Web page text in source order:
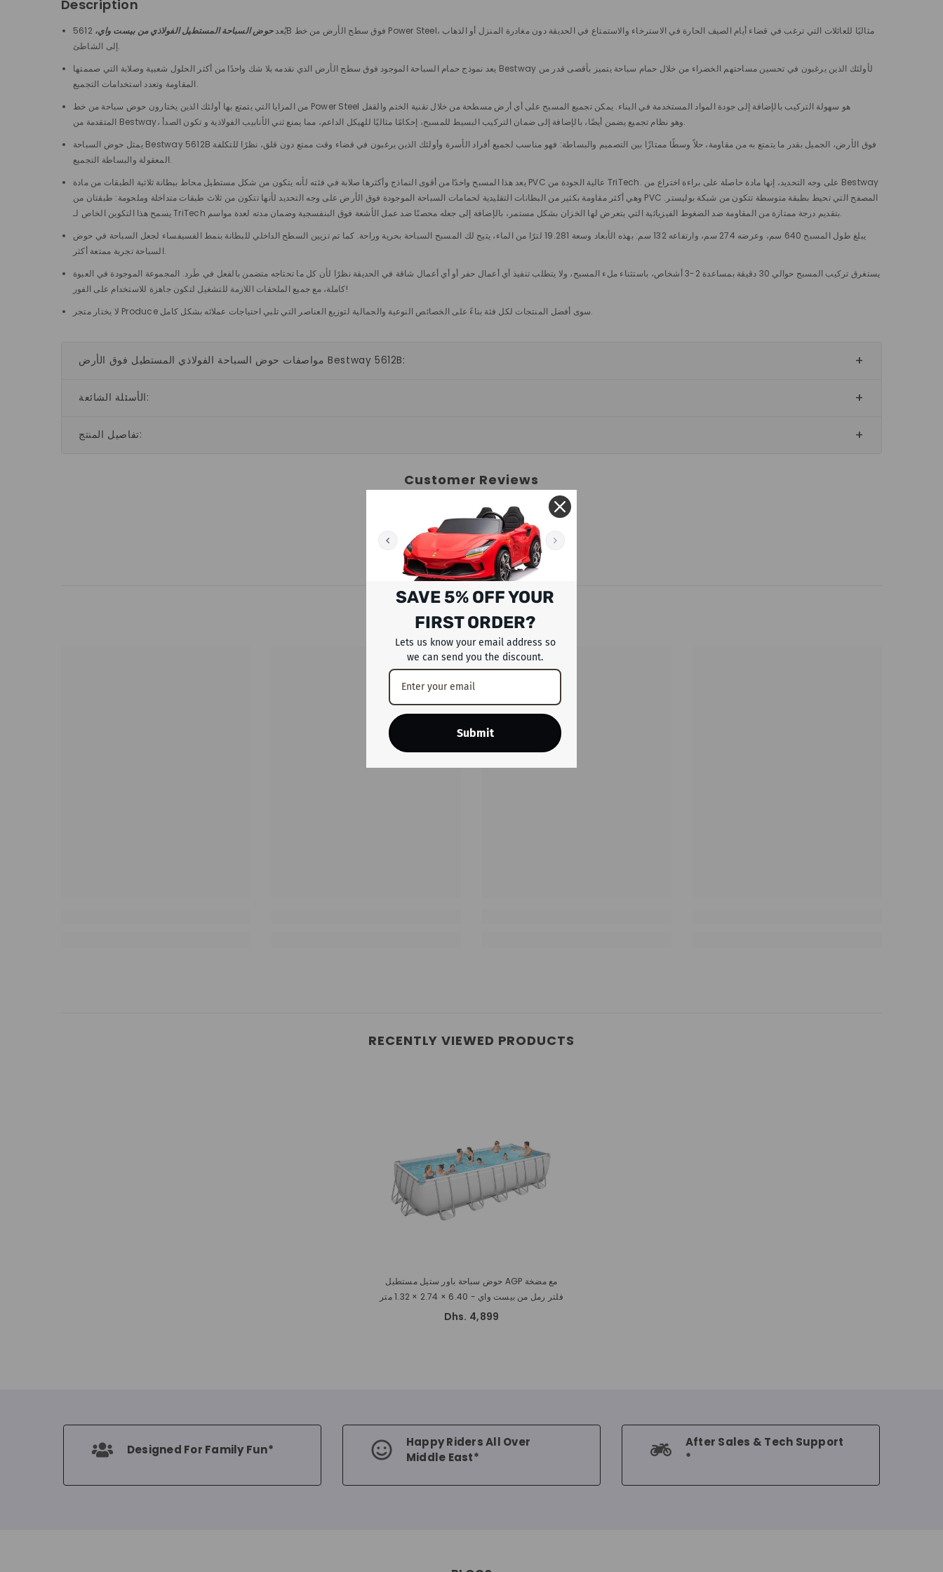
Description
يُعدحوض السباحة المستطيل الفولاذي من بيست واي، 5612B فوق سطح الأرض من خط Power Steel، مثاليًا للعائلات التي ترغب في قضاء أيام الصيف الحارة في الاسترخاء والاستمتاع في الحديقة دون مغادرة المنزل أو الذهاب
إلى الشاطئ.
يعد نموذج حمام السباحة الموجود فوق سطح الأرض الذي نقدمه بلا شك واحدًا من أكثر الحلول شعبية وصلابة التي صممتها Bestway لأولئك الذين يرغبون في تحسين مساحتهم الخضراء من خلال حمام سباحة يتميز بأقصى قدر من
المقاومة وتعدد استخدامات التجميع.
من المزايا التي يتمتع بها أولئك الذين يختارون حوض سباحة من خط Power Steel هو سهولة التركيب بالإضافة إلى جودة المواد المستخدمة في البناء. يمكن تجميع المسبح على أي أرض مسطحة من خلال تقنية الختم والقفل
المتقدمة من Bestway، وهو نظام تجميع يضمن أيضًا، بالإضافة إلى ضمان التركيب البسيط للمسبح، إحكامًا مثاليًا للهيكل الداعم، مما يمنع ثني الأنابيب الفولاذية و تكون الصدأ.
يمثل حوض السباحة Bestway 5612B فوق الأرض، الجميل بقدر ما يتمتع به من مقاومة، حلاً وسطًا ممتازًا بين التصميم والبساطة: فهو مناسب لجميع أفراد الأسرة وأولئك الذين يرغبون في قضاء وقت ممتع دون قلق، نظرًا للتكلفة
المعقولة والبساطة التجميع.
يعد هذا المسبح واحدًا من أقوى النماذج وأكثرها صلابة في فئته لأنه يتكون من شكل مستطيل محاط ببطانة ثلاثية الطبقات من مادة PVC عالية الجودة من TriTech. على وجه التحديد، إنها مادة حاصلة على براءة اختراع من Bestway
وهي أكثر مقاومة بكثير من البطانات التقليدية لحمامات السباحة الموجودة فوق الأرض على وجه التحديد لأنها تتكون من ثلاث طبقات متداخلة وملحومة: طبقتان من PVC المصفح التي تحيط بطبقة متوسطة تتكون من شبكة بوليستر.
يسمح هذا التكوين الخاص لـ TriTech بتقديم درجة ممتازة من المقاومة ضد الضغوط الفيزيائية التي يتعرض لها الخزان بشكل مستمر، بالإضافة إلى جعله محصنًا ضد عمل الأشعة فوق البنفسجية وضمان مدته لعدة مواسم.
يبلغ طول المسبح 640 سم، وعرضه 274 سم، وارتفاعه 132 سم: بهذه الأبعاد وسعة 19.281 لترًا من الماء، يتيح لك المسبح السباحة بحرية وراحة. كما تم تزيين السطح الداخلي للبطانة بنمط الفسيفساء لجعل السباحة في حوض
السباحة تجربة ممتعة أكثر.
يستغرق تركيب المسبح حوالي 30 دقيقة بمساعدة 2-3 أشخاص، باستثناء ملء المسبح، ولا يتطلب تنفيذ أي أعمال حفر أو أي أعمال شاقة في الحديقة نظرًا لأن كل ما تحتاجه متضمن بالفعل في طَرد. المجموعة الموجودة في العبوة
كاملة، مع جميع الملحقات اللازمة للتشغيل لتكون جاهزة للاستخدام على الفور!
لا يختار متجر Produce سوى أفضل المنتجات لكل فئة بناءً على الخصائص النوعية والجمالية لتوزيع العناصر التي تلبي احتياجات عملائه بشكل كامل.
مواصفات حوض السباحة الفولاذي المستطيل فوق الأرض Bestway 5612B:
الأسئلة الشائعة:
تفاصيل المنتج:
Customer Reviews
Be the first to write a review
RELATED PRODUCTS
RECENTLY VIEWED PRODUCTS
حوض سباحة باور ستيل مستطيل AGP مع مضخة
فلتر رمل من بيست واي - 6.40 × 2.74 × 1.32 متر
Dhs. 4,899
Designed For Family Fun*
Happy Riders All Over
Middle East*
After Sales & Tech Support
*
SAVE 5% OFF YOUR
FIRST ORDER?
Lets us know your email address so
we can send you the discount.
Submit